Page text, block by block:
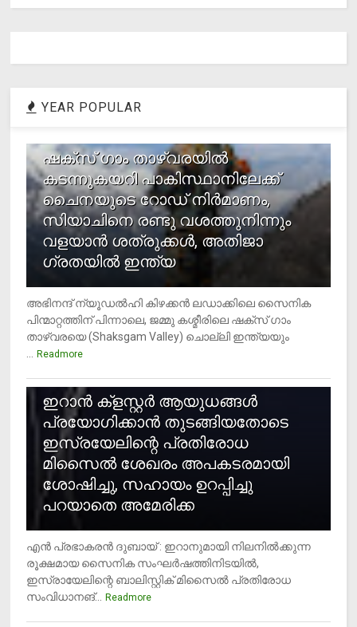
YEAR POPULAR
ഷക്സ് ​ഗാം താഴ്‌വരയിൽ
കടന്നുകയറി പാകിസ്ഥാനിലേക്ക്
ചൈനയുടെ റോഡ് നിർമാണം,
സിയാചിനെ രണ്ടു വശത്തുനിന്നും
വളയാൻ ശത്രുക്കൾ, അതിജാ​
ഗ്രതയിൽ ഇന്ത്യ
അഭിനന്ദ് ന്യൂഡൽഹി കിഴക്കൻ ലഡാക്കിലെ സൈനിക
പിന്മാറ്റത്തിന് പിന്നാലെ, ജമ്മു കശ്മീരിലെ ഷക്സ് ​ഗാം
താഴ്‌വരയെ (Shaksgam Valley) ചൊല്ലി ഇന്ത്യയും
Readmore
ഇറാന്‍ ക്‌ളസ്റ്റര്‍ ആയുധങ്ങള്‍
പ്രയോഗിക്കാന്‍ തുടങ്ങിയതോടെ
ഇസ്രയേലിന്റെ പ്രതിരോധ
മിസൈല്‍ ശേഖരം അപകടരമായി
ശോഷിച്ചു, സഹായം ഉറപ്പിച്ചു
പറയാതെ അമേരിക്ക
എന്‍ പ്രഭാകരന്‍ ദുബായ് : ഇറാനുമായി നിലനില്‍ക്കുന്ന
രൂക്ഷമായ സൈനിക സംഘര്‍ഷത്തിനിടയില്‍,
ഇസ്രായേലിന്റെ ബാലിസ്റ്റിക് മിസൈല്‍ പ്രതിരോധ
സംവിധാനങ്...
Readmore